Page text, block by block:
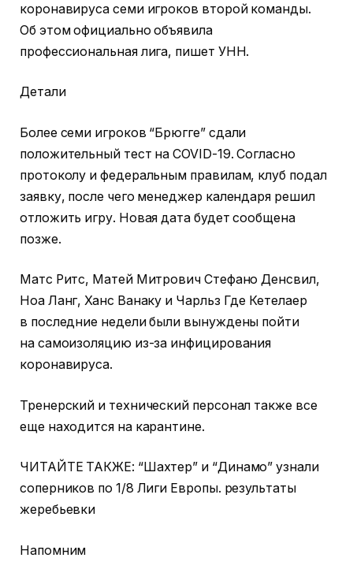
коронавируса семи игроков второй команды.
Об этом официально объявила
профессиональная лига, пишет УНН.
Детали
Более семи игроков “Брюгге” сдали
положительный тест на COVID-19. Согласно
протоколу и федеральным правилам, клуб подал
заявку, после чего менеджер календаря решил
отложить игру. Новая дата будет сообщена
позже.
Матс Ритс, Матей Митрович Стефано Денсвил,
Ноа Ланг, Ханс Ванаку и Чарльз Где Кетелаер
в последние недели были вынуждены пойти
на самоизоляцию из-за инфицирования
коронавируса.
Тренерский и технический персонал также все
еще находится на карантине.
ЧИТАЙТЕ ТАКЖЕ: “Шахтер” и “Динамо” узнали
соперников по 1/8 Лиги Европы. результаты
жеребьевки
Напомним